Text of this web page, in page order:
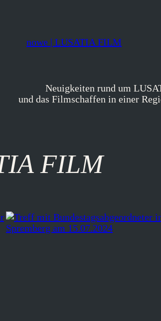
nowe | LUSATIA FILM
Neuigkeiten rund um
und das Filmschaffen in einer
FILM